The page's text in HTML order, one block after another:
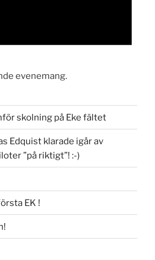
evenemang.
skolning på Eke fältet
Edquist klarade igår av
”på riktigt”! :-)
EK !